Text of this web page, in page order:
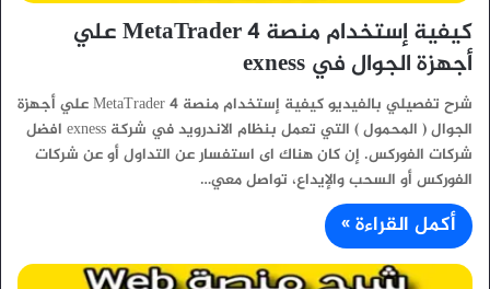
كيفية إستخدام منصة MetaTrader 4 علي
أجهزة الجوال في exness
شرح تفصيلي بالفيديو كيفية إستخدام منصة MetaTrader 4 علي أجهزة
الجوال ( المحمول ) التي تعمل بنظام الاندرويد في شركة exness افضل
شركات الفوركس. إن كان هناك اى استفسار عن التداول أو عن شركات
الفوركس أو السحب والإيداع، تواصل معي…
أكمل القراءة »